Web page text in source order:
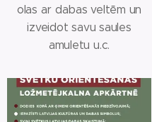
olas ar dabas veltēm un
izveidot savu saules
amuletu u.c.